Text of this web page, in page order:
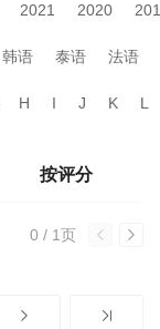
2021 2020
韩语 泰语 法语
H I J K L
按评分
0 / 1页